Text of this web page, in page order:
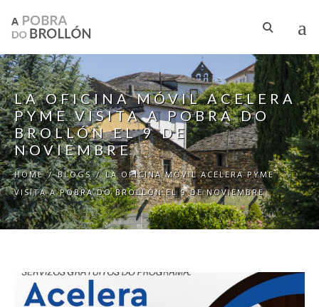
LA OFICINA MÓVIL ACELERA
PYME VISITA A POBRA DO
BROLLÓN EL 9 DE
NOVIEMBRE
HOME / BLOGS / LA OFICINA MÓVIL ACELERA PYME
VISITA A POBRA DO BROLLÓN EL 9 DE NOVIEMBRE